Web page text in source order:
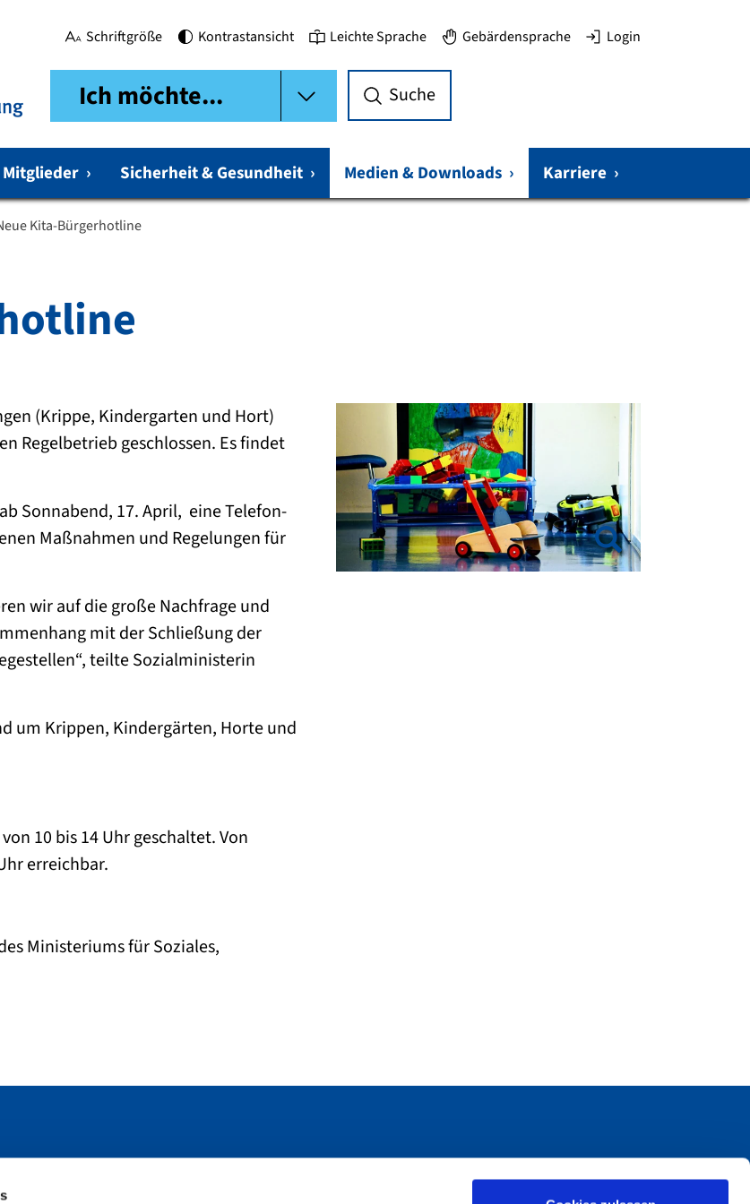
Schriftgröße Kontrastansicht Leichte Sprache Gebärdensprache Login
Ich möchte... Suche
Mitglieder › Sicherheit & Gesundheit › Medien & Downloads › Karriere ›
Kita-Bürgerhotline
(Krippe, Kindergarten und Hort)
Regelbetrieb geschlossen. Es findet
Sonnabend, 17. April, eine Telefon-
Maßnahmen und Regelungen für
wir auf die große Nachfrage und
mit der Schließung der
teilte Sozialministerin
um Krippen, Kindergärten, Horte und
10 bis 14 Uhr geschaltet. Von
erreichbar.
Ministeriums für Soziales,
Show larger version